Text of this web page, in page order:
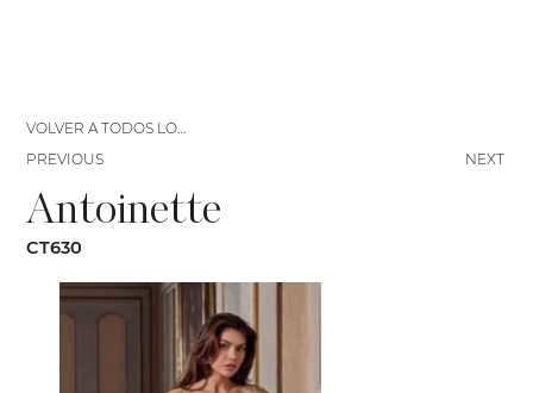
Antoinette
CT630
NEXT
VOLVER A TODOS LOS VESTIDOS
PREVIOUS